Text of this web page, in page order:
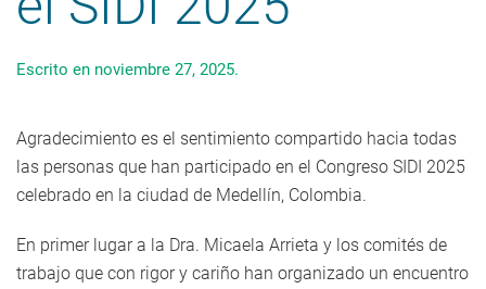
Escrito en noviembre 27, 2025.
Agradecimiento es el sentimiento compartido hacia todas
las personas que han participado en el Congreso SIDI 2025
celebrado en la ciudad de Medellín, Colombia.
En primer lugar a la Dra. Micaela Arrieta y los comités de
trabajo que con rigor y cariño han organizado un encuentro